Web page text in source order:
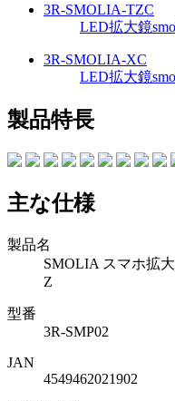
3R-SMOLIA-TZC
LED拡大鏡
3R-SMOLIA-XC
LED拡大鏡
製品特長
主な仕様
製品名
SMOLIA スマホ拡
Z
型番
3R-SMP02
JAN
4549462021902